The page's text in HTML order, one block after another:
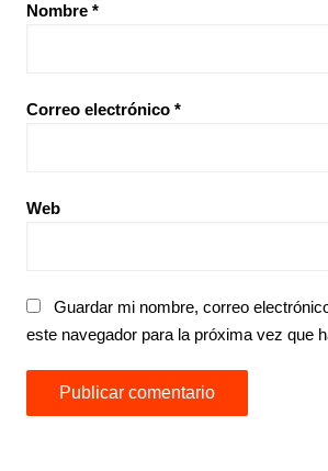
Nombre *
Correo electrónico *
Web
Guardar mi nombre, correo
este navegador para la próxima vez que